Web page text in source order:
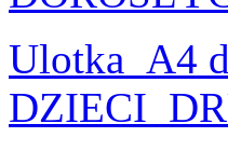
Ulotka_A4